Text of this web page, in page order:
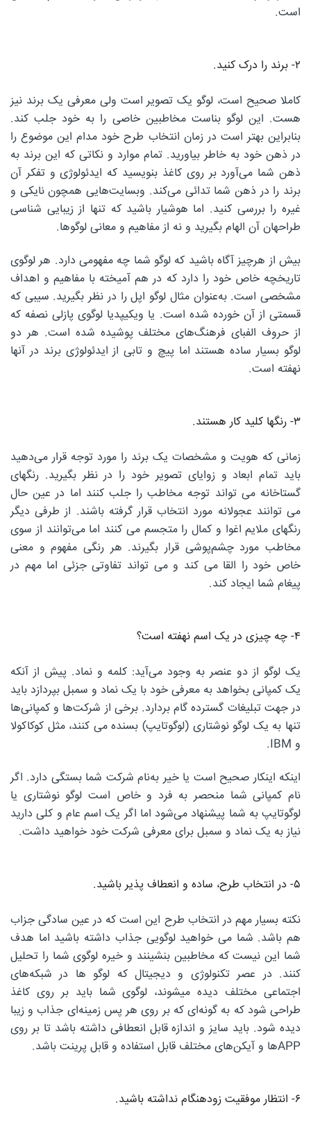
است.
۲- برند را درک کنید.
کاملا صحیح است، لوگو یک تصویر است ولی معرفی یک برند نیز
هست. این لوگو بناست مخاطبین خاصی را به خود جلب کند.
بنابراین بهتر است در زمان انتخاب طرح خود مدام این موضوع را
در ذهن خود به خاطر بیاورید. تمام موارد و نکاتی که این برند به
ذهن شما می‌آورد بر روی کاغذ بنویسید که ایدئولوژی و تفکر آن
برند را در ذهن شما تدائی می‌کند. وبسایت‌هایی همچون نایکی و
غیره را بررسی کنید. اما هوشیار باشید که تنها از زیبایی شناسی
طراحهان آن الهام بگیرید و نه از مفاهیم و معانی لوگوها.
بیش از هرچیز آگاه باشید که لوگو شما چه مفهومی دارد. هر لوگوی
تاریخچه خاص خود را دارد که در هم آمیخته با مفاهیم و اهداف
مشخصی است. به‌عنوان مثال لوگو اپل را در نظر بگیرید. سیبی که
قسمتی از آن خورده شده است. یا ویکیپدیا لوگوی پازلی نصفه که
از حروف الفبای فرهنگ‌های مختلف پوشیده شده است. هر دو
لوگو بسیار ساده هستند اما پیچ و تابی از ایدئولوژی برند در آنها
نهفته است.
۳- رنگها کلید کار هستند.
زمانی که هویت و مشخصات یک برند را مورد توجه قرار می‌دهید
باید تمام ابعاد و زوایای تصویر خود را در نظر بگیرید. رنگهای
گستاخانه می تواند توجه مخاطب را جلب کنند اما در عین حال
می توانند عجولانه مورد انتخاب قرار گرفته باشند. از طرفی دیگر
رنگهای ملایم اغوا و کمال را متجسم می کنند اما می‌توانند از سوی
مخاطب مورد چشم‌پوشی قرار بگیرند. هر رنگی مفهوم و معنی
خاص خود را القا می کند و می تواند تفاوتی جزئی اما مهم در
پیغام شما ایجاد کند.
۴- چه چیزی در یک اسم نهفته است؟
یک لوگو از دو عنصر به وجود می‌آید: کلمه و نماد. پیش از آنکه
یک کمپانی بخواهد به معرفی خود با یک نماد و سمبل بپردازد باید
در جهت تبلیغات گسترده گام بردارد. برخی از شرکت‌ها و کمپانی‌ها
تنها به یک لوگو نوشتاری (لوگوتایپ) بسنده می کنند، مثل کوکاکولا
و IBM.
اینکه اینکار صحیح است یا خیر به‌نام شرکت شما بستگی دارد. اگر
نام کمپانی شما منحصر به فرد و خاص است لوگو نوشتاری یا
لوگوتایپ به شما پیشنهاد می‌شود اما اگر یک اسم عام و کلی دارید
نیاز به یک نماد و سمبل برای معرفی شرکت خود خواهید داشت.
۵- در انتخاب طرح، ساده و انعطاف پذیر باشید.
نکته بسیار مهم در انتخاب طرح این است که در عین سادگی جزاب
هم باشد. شما می خواهید لوگویی جذاب داشته باشید اما هدف
شما این نیست که مخاطبین بنشینند و خیره لوگوی شما را تحلیل
کنند. در عصر تکنولوژی و دیجیتال که لوگو ها در شبکه‌های
اجتماعی مختلف دیده میشوند، لوگوی شما باید بر روی کاغذ
طراحی شود که به گونه‌ای که بر روی هر پس زمینه‌ای جذاب و زیبا
دیده شود. باید سایز و اندازه قابل انعطافی داشته باشد تا بر روی
APPها و آیکن‌های مختلف قابل استفاده و قابل پرینت باشد.
۶- انتظار موفقیت زودهنگام نداشته باشید.